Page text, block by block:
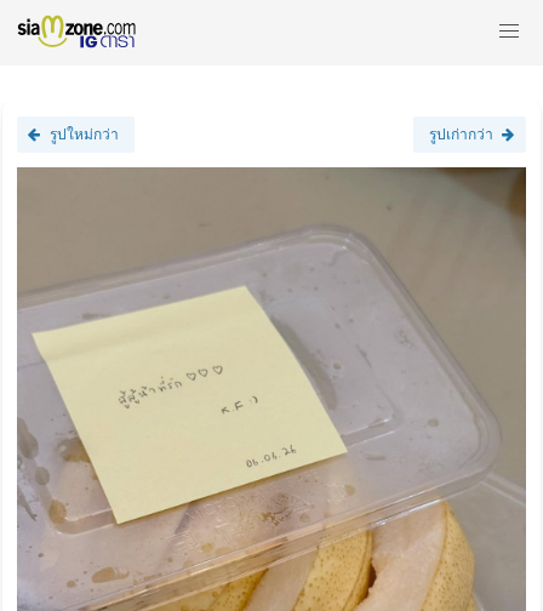
รูปใหม่กว่า รูปเก่ากว่า